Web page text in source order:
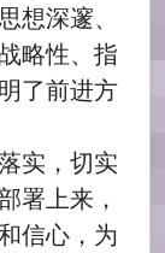
想深邃、
略性、指
了前进方
实，切实
署上来，
信心，为